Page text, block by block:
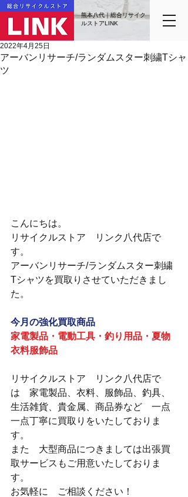
熊本八代｜総合リサイク
ルストアLINK
アーバンリサーチ/ランダムスター刺繍Tシャ
ツ
2022年4月25日
こんにちは。
リサイクルストア　リンク八代店で
す。
アーバンリサーチ/ランダムスター刺繍
Tシャツを買取りさせていただきまし
た。
今月の強化買取商品
家電製品・電動工具・釣り用品・夏物
衣料服飾品
リサイクルストア　リンク八代店で
は　家電製品、衣料、服飾品、釣具、
生活雑貨、貴金属、商品券など　一点
一点丁寧に買取りをいたしておりま
す。
また　大型商品につきましては出張買
取サービスもご用意いたしておりま
す。
お気軽に　ご相談ください！